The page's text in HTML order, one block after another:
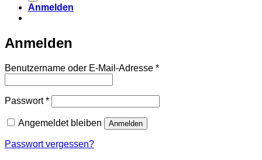
Anmelden
Anmelden
Benutzername oder E-Mail-Adresse *Erforderlich
Passwort*Erforderlich
Angemeldet bleiben Anmelden
Passwort vergessen?